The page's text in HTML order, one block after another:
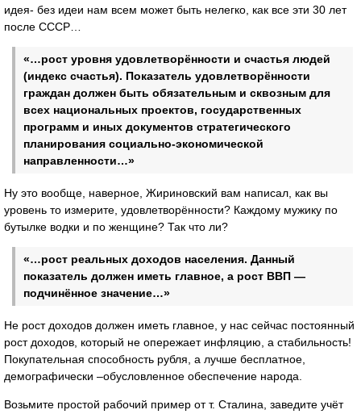
идея- без идеи нам всем может быть нелегко, как все эти 30 лет
после СССР…
«…рост уровня удовлетворённости и счастья людей
(индекс счастья). Показатель удовлетворённости
граждан должен быть обязательным и сквозным для
всех национальных проектов, государственных
программ и иных документов стратегического
планирования социально-экономической
направленности…»
Ну это вообще, наверное, Жириновский вам написал, как вы
уровень то измерите, удовлетворённости? Каждому мужику по
бутылке водки и по женщине? Так что ли?
«…рост реальных доходов населения. Данный
показатель должен иметь главное, а рост ВВП —
подчинённое значение…»
Не рост доходов должен иметь главное, у нас сейчас постоянный
рост доходов, который не опережает инфляцию, а стабильность!
Покупательная способность рубля, а лучше бесплатное,
демографически –обусловленное обеспечение народа.
Возьмите простой рабочий пример от т. Сталина, заведите учёт